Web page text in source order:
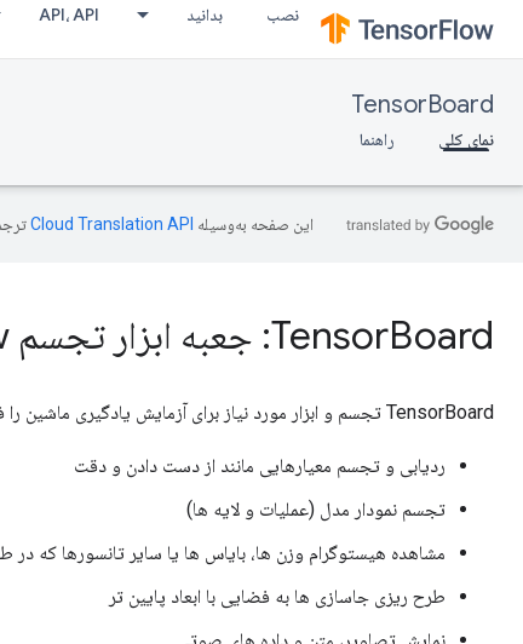
نصب بدانید API، API
TensorBoard
نمای کلی راهنما
این صفحه به‌وسیله
TensorBoard: جعبه ابزار تجسم TensorFlow
TensorBoard تجسم و ابزار مورد نیاز برای آزمایش یادگیری ماشین را فراهم می کند:
ردیابی و تجسم معیارهایی مانند از دست دادن و دقت
تجسم نمودار مدل (عملیات و لایه ها)
مشاهده هیستوگرام وزن ها، بایاس ها یا سایر تانسورها که در
طرح ریزی جاسازی ها به فضایی با ابعاد پایین تر